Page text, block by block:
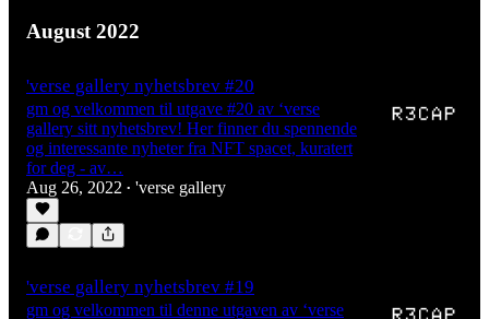
August 2022
'verse gallery nyhetsbrev #20
gm og velkommen til utgave #20 av ‘verse
gallery sitt nyhetsbrev! Her finner du spennende
og interessante nyheter fra NFT spacet, kuratert
for deg - av…
Aug 26, 2022 • 'verse gallery
'verse gallery nyhetsbrev #19
gm og velkommen til denne utgaven av ‘verse